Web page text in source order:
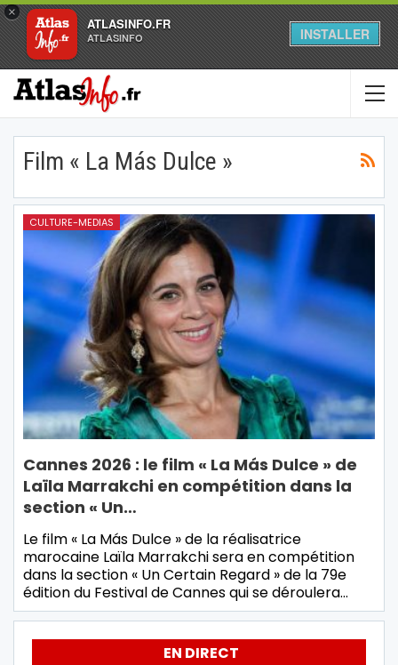
×
ATLASINFO.FR
ATLASINFO INSTALLER
Film « La Más Dulce »
CULTURE-MEDIAS
Cannes 2026 : le film « La Más Dulce » de
Laïla Marrakchi en compétition dans la
section « Un…
Le film « La Más Dulce » de la réalisatrice
marocaine Laïla Marrakchi sera en compétition
dans la section « Un Certain Regard » de la 79e
édition du Festival de Cannes qui se déroulera…
EN DIRECT